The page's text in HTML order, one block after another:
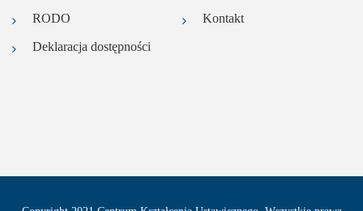
RODO Kontakt
Deklaracja dostępności